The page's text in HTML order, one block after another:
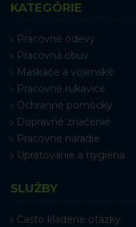
KATEGÓRIE
Pracovné odevy
Pracovná obuv
Maskáče a vojenské
Pracovné rukavice
Ochranné pomôcky
Dopravné značenie
Pracovné náradie
Upratovanie a hygiena
SLUŽBY
Často kladené otázky